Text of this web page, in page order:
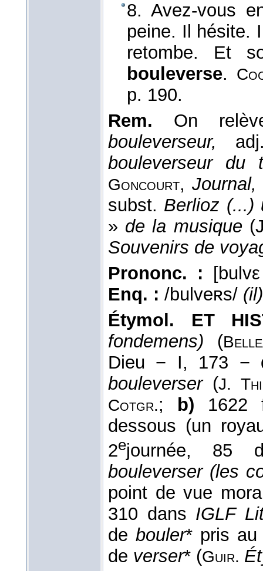
8. Avez-vous
peine. Il hésite.
retombe. Et
bouleverse.
p. 190.
Rem. On
bouleverseur,
bouleverseur
Goncourt, Journal,
subst. Berlioz (...)
» de la musique
Souvenirs de
Prononc. :
Enq. : /bulveʀs/
Étymol. ET
fondemens) (
Dieu − I, 173 −
bouleverser(J.
Cotgr.; b) 1622
dessous (un
2ejournée, 85
bouleverser (les
point de vue
310 dans IGLF
de bouler* pris au
de verser* (Guir.